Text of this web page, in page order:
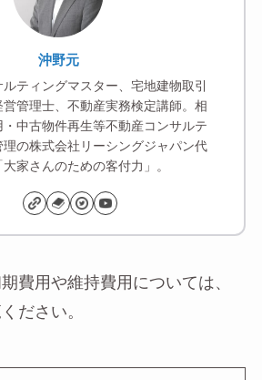
沖野元
ティングマスター、宅地建物取引
管理士、不動産実務検定講師。相
中古物件再生等不動産コンサルテ
理の株式会社リーシングジャパン代
家さんのための客付力」。
費用や維持費用については、
ださい。